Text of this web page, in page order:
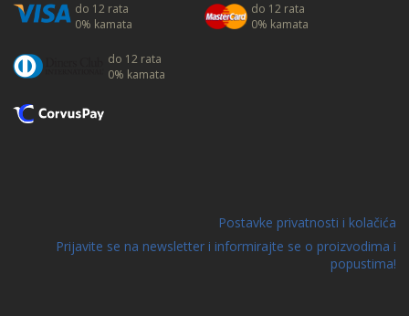
do 12 rata
0% kamata
do 12 rata
0% kamata
do 12 rata
0% kamata
Postavke privatnosti i kolačića
Prijavite se na newsletter i informirajte se o proizvodima i
popustima!